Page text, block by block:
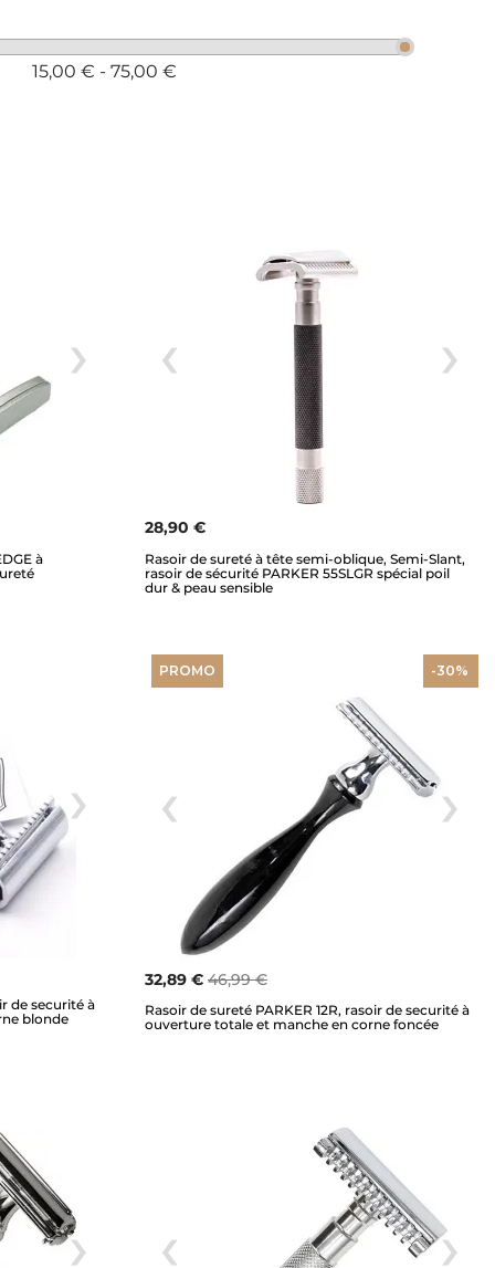
15,00 € - 75,00 €
à
28,90 €
Rasoir de sureté à tête semi-oblique, Semi-Slant,
rasoir de sécurité PARKER 55SLGR spécial poil
dur & peau sensible
de securité à
blonde
PROMO -30%
32,89 € 46,99 €
Rasoir de sureté PARKER 12R, rasoir de securité à
ouverture totale et manche en corne foncée